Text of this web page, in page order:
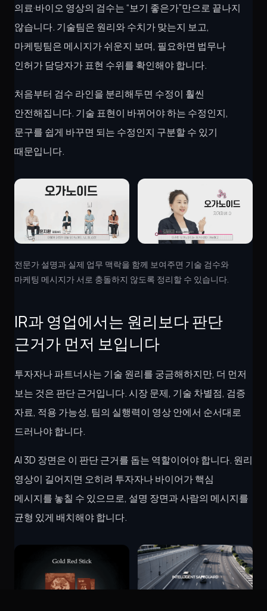
의료·바이오 영상의 검수는 “보기 좋은가”만으로 끝나지
않습니다. 기술팀은 원리와 수치가 맞는지 보고,
마케팅팀은 메시지가 쉬운지 보며, 필요하면 법무나
인허가 담당자가 표현 수위를 확인해야 합니다.
처음부터 검수 라인을 분리해두면 수정이 훨씬
안전해집니다. 기술 표현이 바뀌어야 하는 수정인지,
문구를 쉽게 바꾸면 되는 수정인지 구분할 수 있기
때문입니다.
전문가 설명과 실제 업무 맥락을 함께 보여주면 기술 검수와
마케팅 메시지가 서로 충돌하지 않도록 정리할 수 있습니다.
IR과 영업에서는 원리보다 판단
근거가 먼저 보입니다
투자자나 파트너사는 기술 원리를 궁금해하지만, 더 먼저
보는 것은 판단 근거입니다. 시장 문제, 기술 차별점, 검증
자료, 적용 가능성, 팀의 실행력이 영상 안에서 순서대로
드러나야 합니다.
AI 3D 장면은 이 판단 근거를 돕는 역할이어야 합니다. 원리
영상이 길어지면 오히려 투자자나 바이어가 핵심
메시지를 놓칠 수 있으므로, 설명 장면과 사람의 메시지를
균형 있게 배치해야 합니다.